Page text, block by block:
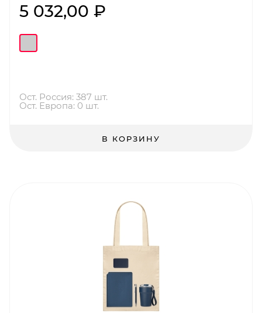
5 032,00 ₽
Ост. Россия: 387 шт.
Ост. Европа: 0 шт.
В КОРЗИНУ